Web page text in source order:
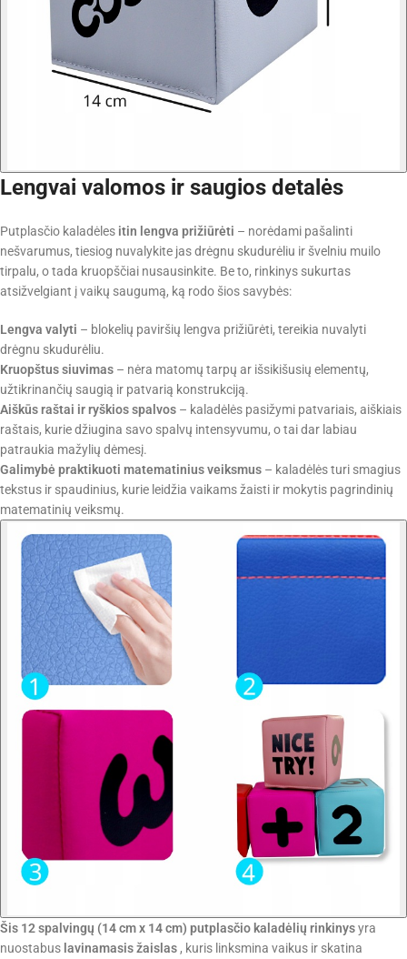
Lengvai valomos ir saugios detalės
Putplasčio kaladėles itin lengva prižiūrėti – norėdami pašalinti
nešvarumus, tiesiog nuvalykite jas drėgnu skudurėliu ir švelniu muilo
tirpalu, o tada kruopščiai nusausinkite. Be to, rinkinys sukurtas
atsižvelgiant į vaikų saugumą, ką rodo šios savybės:
Lengva valyti – blokelių paviršių lengva prižiūrėti, tereikia nuvalyti
drėgnu skudurėliu.
Kruopštus siuvimas – nėra matomų tarpų ar išsikišusių elementų,
užtikrinančių saugią ir patvarią konstrukciją.
Aiškūs raštai ir ryškios spalvos – kaladėlės pasižymi patvariais, aiškiais
raštais, kurie džiugina savo spalvų intensyvumu, o tai dar labiau
patraukia mažylių dėmesį.
Galimybė praktikuoti matematinius veiksmus – kaladėlės turi smagius
tekstus ir spaudinius, kurie leidžia vaikams žaisti ir mokytis pagrindinių
matematinių veiksmų.
Šis 12 spalvingų (14 cm x 14 cm) putplasčio kaladėlių rinkinysyra
nuostabus lavinamasis žaislas , kuris linksmina vaikus ir skatina